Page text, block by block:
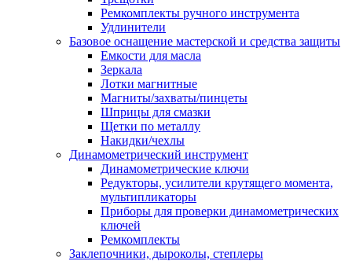
Ремкомплекты ручного инструмента
Удлинители
Базовое оснащение мастерской и средства защиты
Емкости для масла
Зеркала
Лотки магнитные
Магниты/захваты/пинцеты
Шприцы для смазки
Щетки по металлу
Накидки/чехлы
Динамометрический инструмент
Динамометрические ключи
Редукторы, усилители крутящего момента,
мультипликаторы
Приборы для проверки динамометрических
ключей
Ремкомплекты
Заклепочники, дыроколы, степлеры